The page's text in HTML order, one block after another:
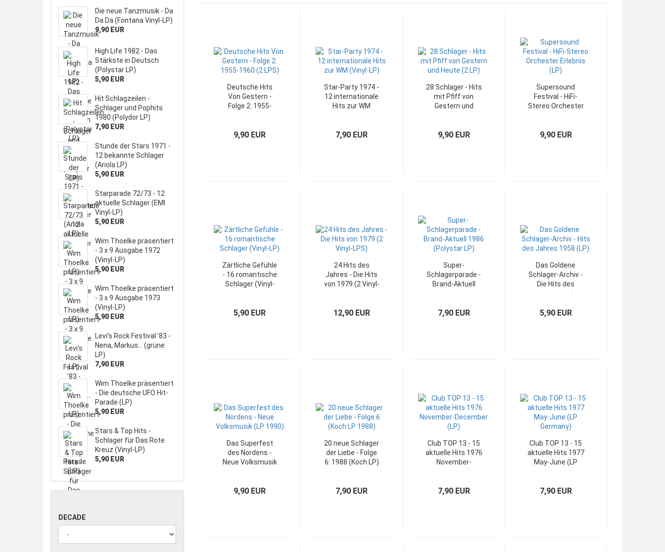
Deutsche Hits
Von Gestern -
Folge 2: 1955-
9,90 EUR
Star-Party 1974 -
12 internationale
Hits zur WM
7,90 EUR
28 Schlager - Hits
mit Pfiff von
Gestern und
9,90 EUR
Supersound
Festival - HiFi-
Stereo Orchester
9,90 EUR
Zärtliche Gefühle
- 16 romantische
Schlager (Vinyl-
5,90 EUR
24 Hits des
Jahres - Die Hits
von 1979 (2 Vinyl-
12,90 EUR
Super-
Schlagerparade -
Brand-Aktuell
7,90 EUR
Das Goldene
Schlager-Archiv -
Die Hits des
5,90 EUR
Das Superfest
des Nordens -
Neue Volksmusik
9,90 EUR
20 neue Schlager
der Liebe - Folge
6: 1988 (Koch LP)
7,90 EUR
Club TOP 13 - 15
aktuelle Hits 1976
November-
7,90 EUR
Club TOP 13 - 15
aktuelle Hits 1977
May-June (LP
7,90 EUR
Die neue Tanzmusik - Da
Da Da (Fontana Vinyl-LP)
9,90 EUR
High Life 1982 - Das
Stärkste in Deutsch
(Polystar LP)
5,90 EUR
Hit Schlagzeilen -
Schlager und Pophits
1980 (Polydor LP)
7,90 EUR
Stunde der Stars 1971 -
12 bekannte Schlager
(Ariola LP)
5,90 EUR
Starparade 72/73 - 12
aktuelle Schlager (EMI
Vinyl-LP)
5,90 EUR
Wim Thoelke präsentiert
- 3 x 9 Ausgabe 1972
(Vinyl-LP)
5,90 EUR
Wim Thoelke präsentiert
- 3 x 9 Ausgabe 1973
(Vinyl-LP)
5,90 EUR
Levi's Rock Festival '83 -
Nena, Markus... (grüne
LP)
7,90 EUR
Wim Thoelke präsentiert
- Die deutsche UFO Hit-
Parade (LP)
5,90 EUR
Stars & Top Hits -
Schlager für Das Rote
Kreuz (Vinyl-LP)
5,90 EUR
DECADE